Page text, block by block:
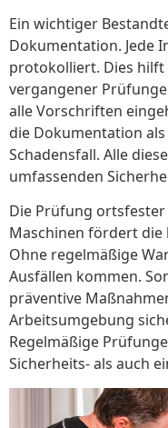
Ein wichtiger
Dokumentation. Jede
protokolliert. Dies
vergangener
alle Vorschriften
die Dokumentation
Schadensfall. Alle
umfassenden
Die Prüfung
Maschinen fördert
Ohne regelmäßige
Ausfällen kommen.
präventive
Arbeitsumgebung
Regelmäßige
Sicherheits- als auch